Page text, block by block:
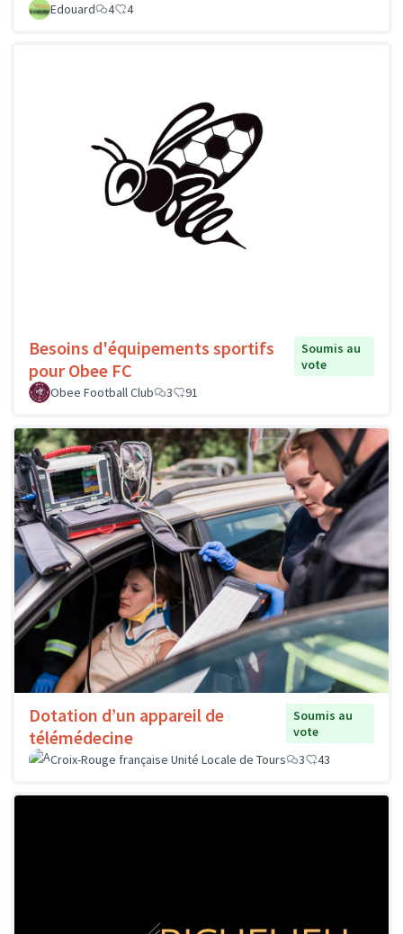
Edouard 4 4
Besoins d'équipements sportifs
pour Obee FC
Soumis au
vote
Obee Football Club
3 91
Dotation d’un appareil de
télémédecine
Soumis au
vote
Croix-Rouge française Unité Locale de Tours
3 43